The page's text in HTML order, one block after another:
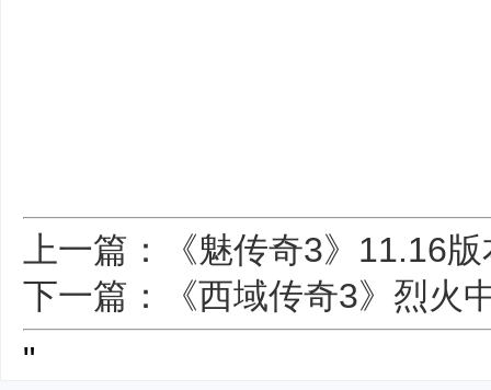
上一篇：《魅传奇3》11.16
下一篇：《西域传奇3》烈火
"